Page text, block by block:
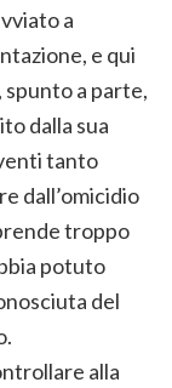
a
e qui
spunto a parte,
dalla sua
tanto
dall’omicidio
troppo
potuto
del
alla